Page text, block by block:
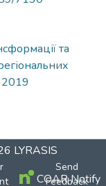
та
2019
LYRASIS
Send
Feedback
COAR Notify